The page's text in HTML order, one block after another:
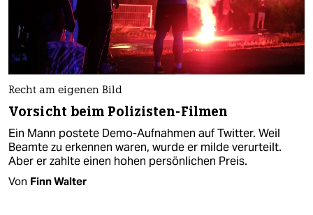
Recht am eigenen Bild
Vorsicht beim Polizisten-Filmen
Ein Mann postete Demo-Aufnahmen auf Twitter. Weil
Beamte zu erkennen waren, wurde er milde verurteilt.
Aber er zahlte einen hohen persönlichen Preis.
Von Finn Walter